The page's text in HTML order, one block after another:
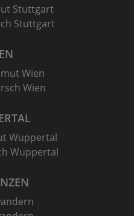
Stuttgart
Stuttgart
Wien
Wien
Wuppertal
Wuppertal